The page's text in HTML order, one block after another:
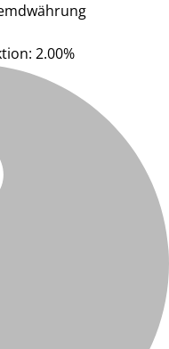
2.00%